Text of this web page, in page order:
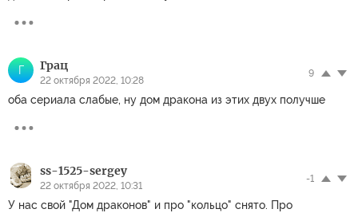
Г Грац
22 октября 2022, 10:28
9
оба сериала слабые, ну дом дракона из этих двух получше
ss-1525-sergey
22 октября 2022, 10:31
-1
У нас свой "Дом драконов" и про "кольцо" снято. Про